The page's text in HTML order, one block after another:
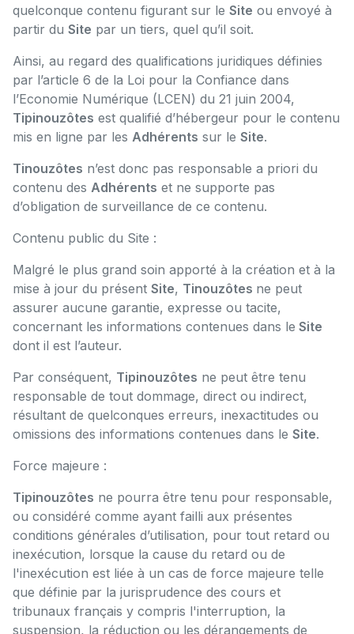
quelconque contenu figurant sur le Site ou envoyé à
partir du Site par un tiers, quel qu’il soit.
Ainsi, au regard des qualifications juridiques définies
par l’article 6 de la Loi pour la Confiance dans
l’Economie Numérique (LCEN) du 21 juin 2004,
Tipinouzôtes est qualifié d’hébergeur pour le contenu
mis en ligne par les Adhérents sur le Site.
Tinouzôtes n’est donc pas responsable a priori du
contenu des Adhérents et ne supporte pas
d’obligation de surveillance de ce contenu.
Contenu public du Site :
Malgré le plus grand soin apporté à la création et à la
mise à jour du présent Site, Tinouzôtes ne peut
assurer aucune garantie, expresse ou tacite,
concernant les informations contenues dans le Site
dont il est l’auteur.
Par conséquent, Tipinouzôtes ne peut être tenu
responsable de tout dommage, direct ou indirect,
résultant de quelconques erreurs, inexactitudes ou
omissions des informations contenues dans le Site.
Force majeure :
Tipinouzôtes ne pourra être tenu pour responsable,
ou considéré comme ayant failli aux présentes
conditions générales d’utilisation, pour tout retard ou
inexécution, lorsque la cause du retard ou de
l'inexécution est liée à un cas de force majeure telle
que définie par la jurisprudence des cours et
tribunaux français y compris l'interruption, la
suspension, la réduction ou les dérangements de